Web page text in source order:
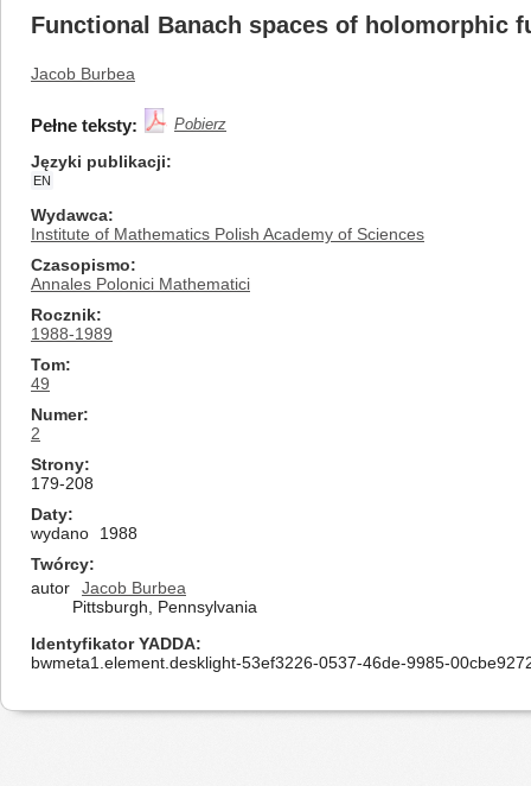
Functional Banach spaces of holomorphic
Jacob Burbea
Pełne teksty: Pobierz
Języki publikacji
EN
Wydawca
Institute of Mathematics Polish Academy of Sciences
Czasopismo
Annales Polonici Mathematici
Rocznik
1988-1989
Tom
49
Numer
2
Strony
179-208
Daty
wydano
1988
Twórcy
autor
Jacob Burbea
Pittsburgh, Pennsylvania
Identyfikator YADDA
bwmeta1.element.desklight-53ef3226-0537-46de-9985-